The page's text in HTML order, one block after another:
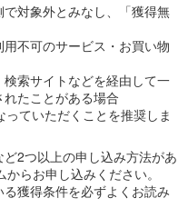
対象外とみなし、「獲得無
不可のサービス・お買い物
検索サイトなどを経由して一
たことがある場合
ていただくことを推奨しま
2つ以上の申し込み方法があ
らお申し込みください。
獲得条件を必ずよくお読み